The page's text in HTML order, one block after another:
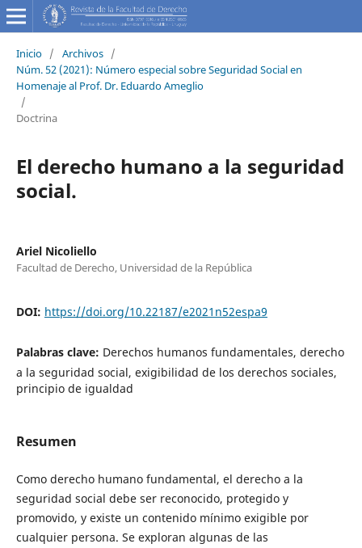
Inicio / Archivos /
Núm. 52 (2021): Número especial sobre Seguridad Social en
Homenaje al Prof. Dr. Eduardo Ameglio
/
Doctrina
El derecho humano a la seguridad
social.
Ariel Nicoliello
Facultad de Derecho, Universidad de la República
DOI: https://doi.org/10.22187/e2021n52espa9
Palabras clave: Derechos humanos fundamentales, derecho
a la seguridad social, exigibilidad de los derechos sociales,
principio de igualdad
Resumen
Como derecho humano fundamental, el derecho a la
seguridad social debe ser reconocido, protegido y
promovido, y existe un contenido mínimo exigible por
cualquier persona. Se exploran algunas de las